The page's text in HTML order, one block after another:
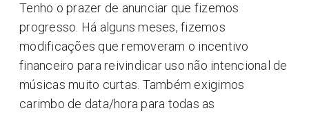
Tenho o prazer de anunciar que fizemos
progresso. Há alguns meses, fizemos
modificações que removeram o incentivo
financeiro para reivindicar uso não intencional de
músicas muito curtas. Também exigimos
carimbo de data/hora para todas as